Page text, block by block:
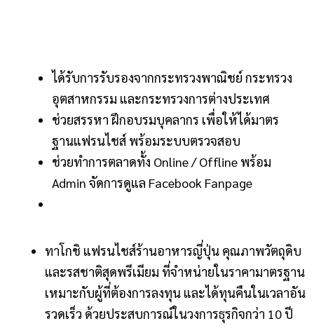
ได้รับการรับรองจากกระทรวงพาณิชย์ กระทรวง
อุตสาหกรรม และกระทรวงการต่างประเทศ
ช่วยสรรหา ฝึกอบรมบุคลากร เพื่อให้ได้มาตร
ฐานแฟรนไชส์ พร้อมระบบตรวจสอบ
ช่วยทำการตลาดทั้ง Online / Offline พร้อม
Admin จัดการดูแล Facebook Fanpage
ทาโกชิ แฟรนไชส์ร้านอาหารญี่ปุ่น คุณภาพวัตถุดิบ
และรสชาติสุดพรีเมียม ที่จำหน่ายในราคามาตรฐาน
เหมาะกับผู้ที่ต้องการลงทุน และได้ทุนคืนในเวลาอัน
รวดเร็ว ด้วยประสบการณ์ในวงการธุรกิจกว่า 10 ปี